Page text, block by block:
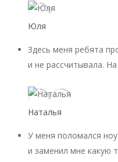
Юля
Здесь меня ребята
и не рассчитывала.
Наталья
У меня поломался
и заменил мне какую